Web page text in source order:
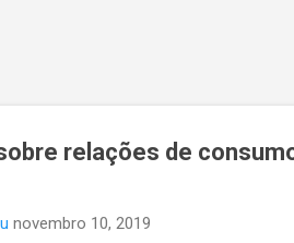
relações de
novembro 10, 2019